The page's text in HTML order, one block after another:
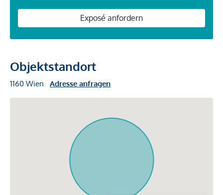
Exposé anfordern
Objektstandort
1160 Wien Adresse anfragen